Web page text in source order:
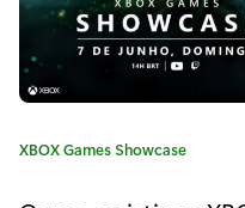
C
XBOX Games Showcase